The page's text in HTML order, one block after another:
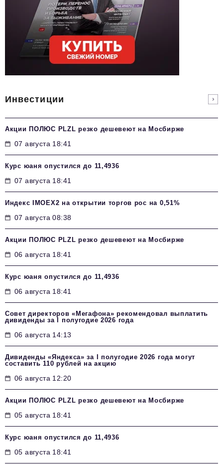
Инвестиции
Акции ПОЛЮС PLZL резко дешевеют на Мосбирже
07 августа 18:41
Курс юаня опустился до 11,4936
07 августа 18:41
Индекс IMOEX2 на открытии торгов рос на 0,51%
07 августа 08:38
Акции ПОЛЮС PLZL резко дешевеют на Мосбирже
06 августа 18:41
Курс юаня опустился до 11,4936
06 августа 18:41
Совет директоров «Мегафона» рекомендовал выплатить
дивиденды за I полугодие 2026 года
06 августа 14:13
Дивиденды «Яндекса» за I полугодие 2026 года могут
составить 110 рублей на акцию
06 августа 12:20
Акции ПОЛЮС PLZL резко дешевеют на Мосбирже
05 августа 18:41
Курс юаня опустился до 11,4936
05 августа 18:41